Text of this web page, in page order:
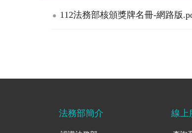
112法務部核頒獎牌名冊-網路版
法務部簡介 線上